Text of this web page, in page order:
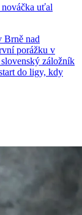
uťal
Brně nad
porážku v
záložník
do ligy, kdy